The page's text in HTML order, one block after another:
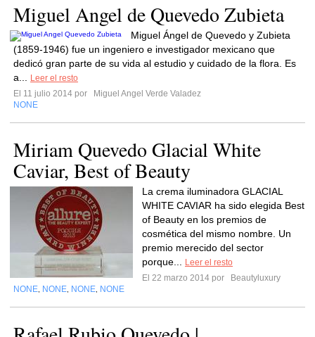
Miguel Angel de Quevedo Zubieta
Miguel Ángel de Quevedo y Zubieta
(1859-1946) fue un ingeniero e investigador mexicano que
dedicó gran parte de su vida al estudio y cuidado de la flora. Es
a...
Leer el resto
El 11 julio 2014 por
Miguel Angel Verde Valadez
NONE
Miriam Quevedo Glacial White
Caviar, Best of Beauty
La crema iluminadora GLACIAL
WHITE CAVIAR ha sido elegida Best
of Beauty en los premios de
cosmética del mismo nombre. Un
premio merecido del sector
porque...
Leer el resto
El 22 marzo 2014 por
Beautyluxury
NONE NONE NONE NONE